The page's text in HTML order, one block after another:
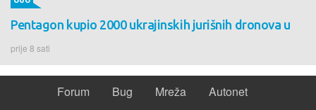
Pentagon kupio 2000 ukrajinskih jurišnih dronova u
prije 8 sati
Forum Bug Mreža
Autonet